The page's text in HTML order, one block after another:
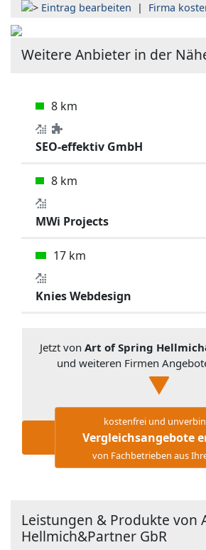
Eintrag bearbeiten | Firma
Weitere Anbieter in der
8 km
SEO-effektiv GmbH
8 km
MWi Projects
17 km
Knies Webdesign
Jetzt von Art of Spring
und weiteren Firmen
kostenfrei und
Vergleichsangebote
von Fachbetrieben aus
Leistungen & Produkte von
Hellmich&Partner GbR